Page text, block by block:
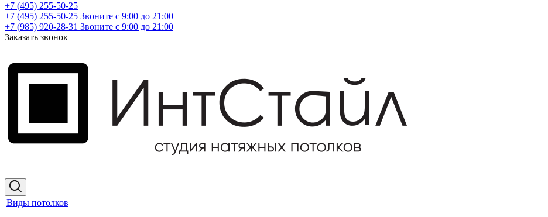
+7 (495) 255-50-25
+7 (495) 255-50-25 Звоните с 9:00 до 21:00
+7 (985) 920-28-31 Звоните с 9:00 до 21:00
Заказать звонок
Виды потолков